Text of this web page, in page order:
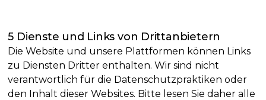
5 Dienste und Links von Drittanbietern
Die Website und unsere Plattformen können Links
zu Diensten Dritter enthalten. Wir sind nicht
verantwortlich für die Datenschutzpraktiken oder
den Inhalt dieser Websites. Bitte lesen Sie daher alle